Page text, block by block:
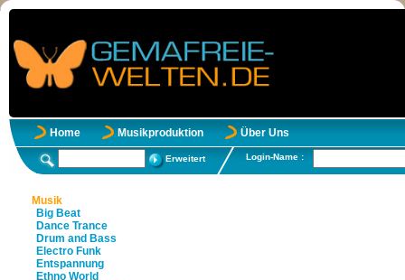
Home Musikproduktion Über Uns
Erweitert Login-Name :
Musik
Big Beat
Dance Trance
Drum and Bass
Electro Funk
Entspannung
Ethno World